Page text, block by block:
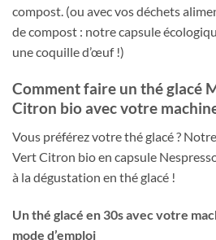
compost. (ou avec vos déchets
de compost : notre capsule
une coquille d’œuf !)
Comment faire un thé glacé
Citron bio avec votre
Vous préférez votre thé glacé ?
Vert Citron bio en capsule
à la dégustation en thé glacé !
Un thé glacé en 30s avec votre
mode d’emploi